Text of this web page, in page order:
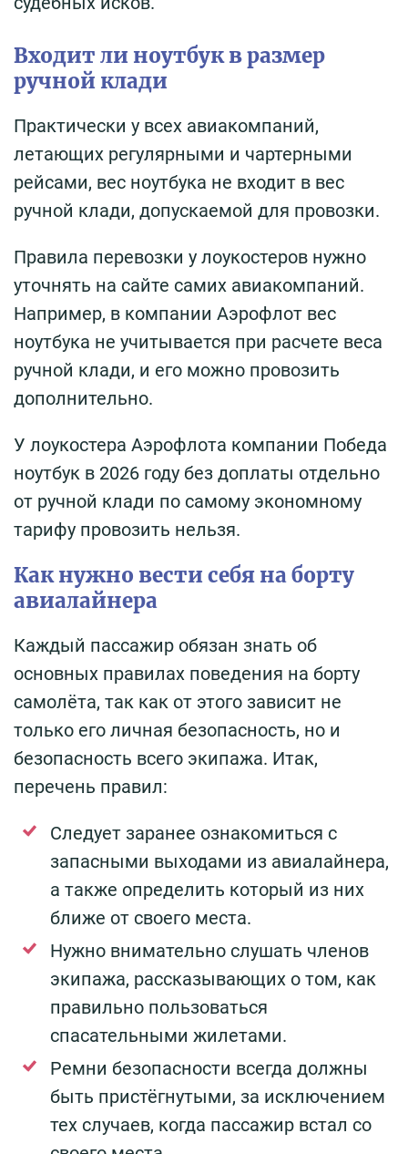
Входит ли ноутбук в размер
ручной клади
Практически у всех авиакомпаний,
летающих регулярными и чартерными
рейсами, вес ноутбука не входит в вес
ручной клади, допускаемой для провозки.
Правила перевозки у лоукостеров нужно
уточнять на сайте самих авиакомпаний.
Например, в компании Аэрофлот вес
ноутбука не учитывается при расчете веса
ручной клади, и его можно провозить
дополнительно.
У лоукостера Аэрофлота компании Победа
ноутбук в 2026 году без доплаты отдельно
от ручной клади по самому экономному
тарифу провозить нельзя.
Как нужно вести себя на борту
авиалайнера
Каждый пассажир обязан знать об
основных правилах поведения на борту
самолёта, так как от этого зависит не
только его личная безопасность, но и
безопасность всего экипажа. Итак,
перечень правил:
Следует заранее ознакомиться с
запасными выходами из авиалайнера,
а также определить который из них
ближе от своего места.
Нужно внимательно слушать членов
экипажа, рассказывающих о том, как
правильно пользоваться
спасательными жилетами.
Ремни безопасности всегда должны
быть пристёгнутыми, за исключением
тех случаев, когда пассажир встал со